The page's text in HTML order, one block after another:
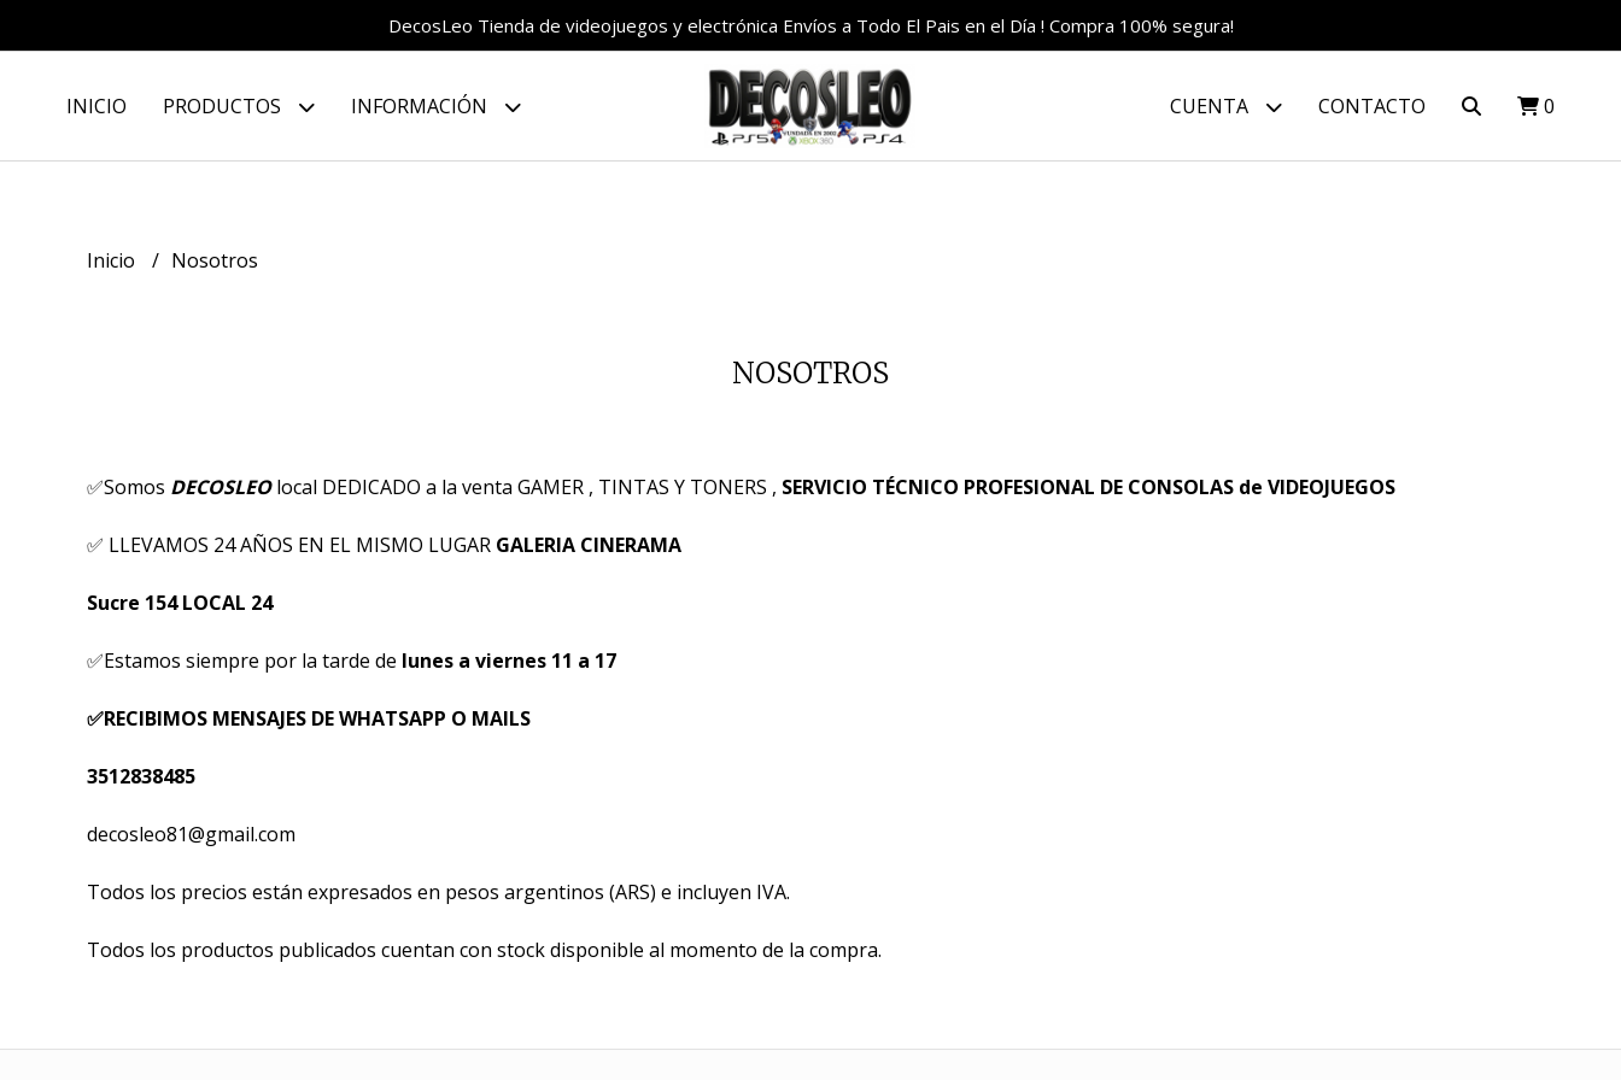
DecosLeo Tienda de videojuegos y electrónica Envíos a Todo El Pais en el Día ! Compra 100% segura!
INICIO PRODUCTOS INFORMACIÓN CUENTA CONTACTO 0
Inicio Nosotros
NOSOTROS
✅Somos DECOSLEOlocal DEDICADO a la venta GAMER , TINTAS Y TONERS , SERVICIO TÉCNICO PROFESIONAL DE CONSOLAS de VIDEOJUEGOS
✅ LLEVAMOS 24 AÑOS EN EL MISMO LUGAR GALERIA CINERAMA
Sucre 154 LOCAL 24
✅Estamos siempre por la tarde de lunes a viernes 11 a 17
✅RECIBIMOS MENSAJES DE WHATSAPP O MAILS
3512838485
decosleo81@gmail.com
Todos los precios están expresados en pesos argentinos (ARS) e incluyen IVA.
Todos los productos publicados cuentan con stock disponible al momento de la compra.